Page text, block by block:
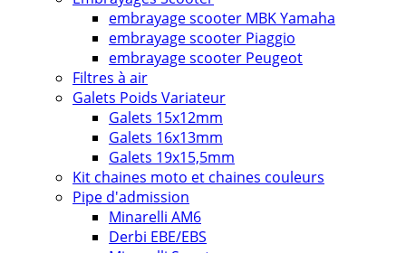
embrayage scooter MBK Yamaha
embrayage scooter Piaggio
embrayage scooter Peugeot
Filtres à air
Galets Poids Variateur
Galets 15x12mm
Galets 16x13mm
Galets 19x15,5mm
Kit chaines moto et chaines couleurs
Pipe d'admission
Minarelli AM6
Derbi EBE/EBS